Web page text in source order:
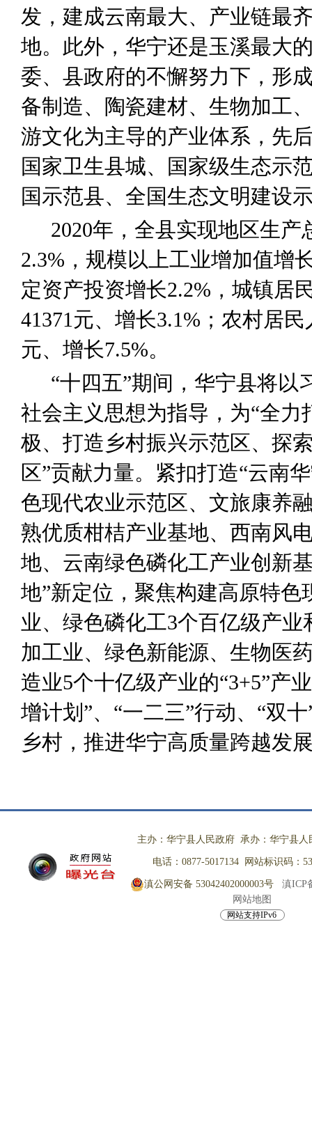
发，建成云南最大、产业链最
地。此外 ， 华宁还是玉溪最大
委、县政府的不懈努力下 ，形
备制造、陶瓷建材、生物加工
游文化为主导的产业体系， 先
国家卫生县城、国家级生态示
国示范县、全国生态文明建设
2020年，全县实现地区生产
2.3% ， 规模以上工业增加值增
定资产投资增长2.2% ， 城镇居
41371元、增长3.1% ； 农村居民
元、增长7.5%。
“十四五”期间 ，华宁县将以
社会主义思想为指导， 为“全力
极、打造乡村振兴示范区、探
区”贡献力量。 紧扣打造“云南
色现代农业示范区、文旅康养
熟优质柑桔产业基地、西南风
地、云南绿色磷化工产业创新
地”新定位， 聚焦构建高原特色
业、绿色磷化工3个百亿级产业
加工业、绿色新能源、生物医
造业5个十亿级产业的“3+5”产
增计划 ”、 “一二三”行动、 “双十
乡村，推进华宁高质量跨越发
主办：华宁县人民政府 承办：华宁县人
电话：0877-5017134 网站标识码：
滇公网安备 53042402000003号
滇ICP
网站地图
网站支持IPv6